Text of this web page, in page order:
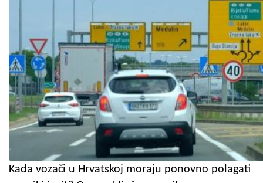
Kada vozači u Hrvatskoj moraju ponovno polagati